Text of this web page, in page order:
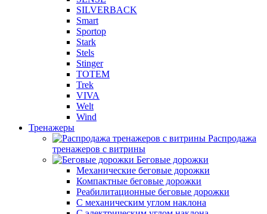
SILVERBACK
Smart
Sportop
Stark
Stels
Stinger
TOTEM
Trek
VIVA
Welt
Wind
Тренажеры
Распродажа
тренажеров с витрины
Беговые дорожки
Механические беговые дорожки
Компактные беговые дорожки
Реабилитационные беговые дорожки
С механическим углом наклона